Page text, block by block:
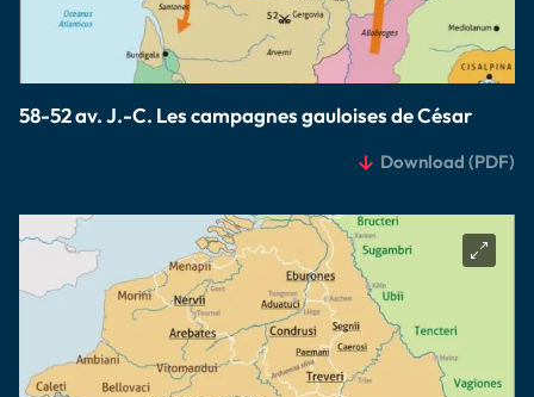
58-52 av. J.-C. Les campagnes gauloises de César
Download (PDF)